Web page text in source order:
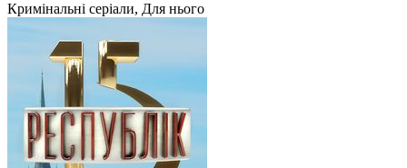
Кримінальні серіали, Для нього